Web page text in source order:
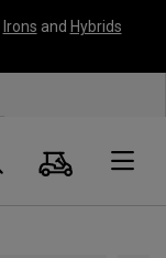
Irons and Hybrids
Suche